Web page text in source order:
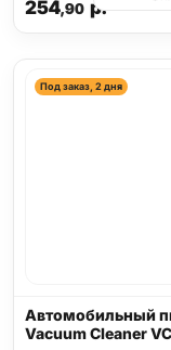
254,90р.
Под заказ, 2 дня
Автомобильный
Vacuum Cleaner